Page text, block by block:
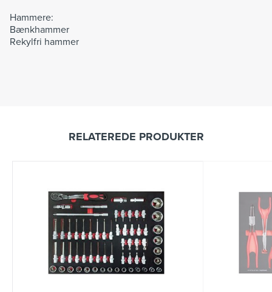
Hammere:
Bænkhammer
Rekylfri hammer
RELATEREDE PRODUKTER